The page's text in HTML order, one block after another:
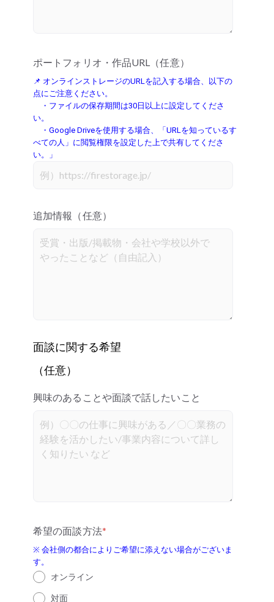
ポートフォリオ・作品URL（任意）
📌 オンラインストレージのURLを記入する場合、以下の
点にご注意ください。
・ファイルの保存期間は30日以上に設定してくださ
い。
・Google Driveを使用する場合、「URLを知っているす
べての人」に閲覧権限を設定した上で共有してくださ
い。」
追加情報（任意）
面談に関する希望
（任意）
興味のあることや面談で話したいこと
希望の面談方法*
※ 会社側の都合によりご希望に添えない場合がございま
す。
オンライン
対面